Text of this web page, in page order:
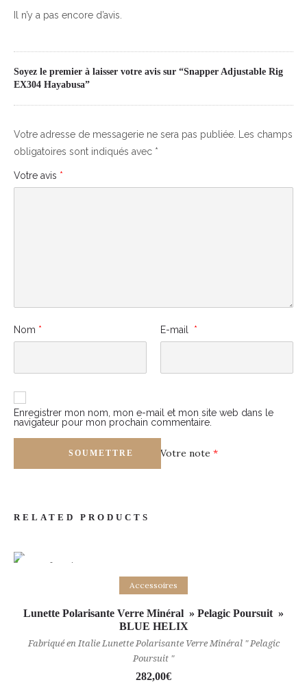
Il n’y a pas encore d’avis.
Soyez le premier à laisser votre avis sur “Snapper Adjustable Rig
EX304 Hayabusa”
Votre adresse de messagerie ne sera pas publiée.
Les champs
obligatoires sont indiqués avec *
Votre note *
Votre avis *
Nom * E-mail *
Enregistrer mon nom, mon e-mail et mon site web dans le
navigateur pour mon prochain commentaire.
RELATED PRODUCTS
Lire la suite
Out of stock
Accessoires
Lunette Polarisante Verre Minéral » Pelagic Poursuit »
BLUE HELIX
Fabriqué en Italie Lunette Polarisante Verre Minéral " Pelagic
Poursuit "
282,00€